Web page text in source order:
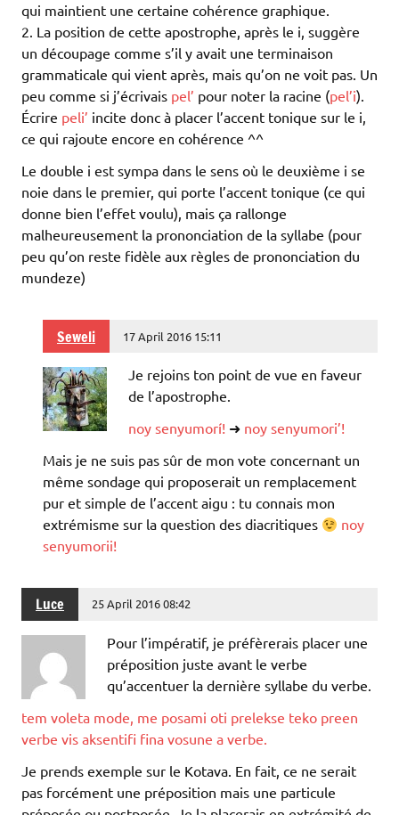
qui maintient une certaine cohérence graphique.
2. La position de cette apostrophe, après le i, suggère
un découpage comme s’il y avait une terminaison
grammaticale qui vient après, mais qu’on ne voit pas. Un
peu comme si j’écrivais pel’ pour noter la racine (pel’i).
Écrire peli’ incite donc à placer l’accent tonique sur le i,
ce qui rajoute encore en cohérence ^^
Le double i est sympa dans le sens où le deuxième i se
noie dans le premier, qui porte l’accent tonique (ce qui
donne bien l’effet voulu), mais ça rallonge
malheureusement la prononciation de la syllabe (pour
peu qu’on reste fidèle aux règles de prononciation du
mundeze)
Seweli 17 April 2016 15:11
Je rejoins ton point de vue en faveur
de l’apostrophe.
noy senyumorí! ➜ noy senyumori’!
Mais je ne suis pas sûr de mon vote concernant un
même sondage qui proposerait un remplacement
pur et simple de l’accent aigu : tu connais mon
extrémisme sur la question des diacritiques
noy
senyumorii!
Luce 25 April 2016 08:42
Pour l’impératif, je préfèrerais placer une
préposition juste avant le verbe
qu’accentuer la dernière syllabe du verbe.
tem voleta mode, me posami oti prelekse teko preen
verbe vis aksentifi fina vosune a verbe.
Je prends exemple sur le Kotava. En fait, ce ne serait
pas forcément une préposition mais une particule